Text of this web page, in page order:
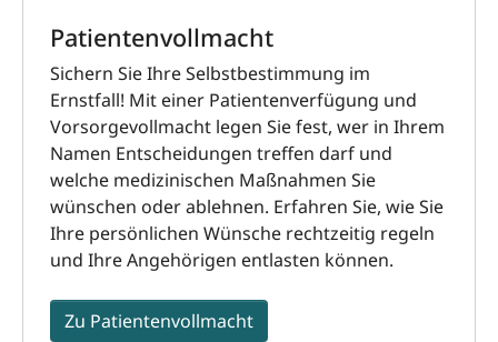
Patientenvollmacht
Sichern Sie Ihre Selbstbestimmung im
Ernstfall! Mit einer Patientenverfügung und
Vorsorgevollmacht legen Sie fest, wer in Ihrem
Namen Entscheidungen treffen darf und
welche medizinischen Maßnahmen Sie
wünschen oder ablehnen. Erfahren Sie, wie Sie
Ihre persönlichen Wünsche rechtzeitig regeln
und Ihre Angehörigen entlasten können.
Zu Patientenvollmacht